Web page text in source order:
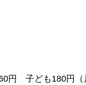
円 子ども180円（